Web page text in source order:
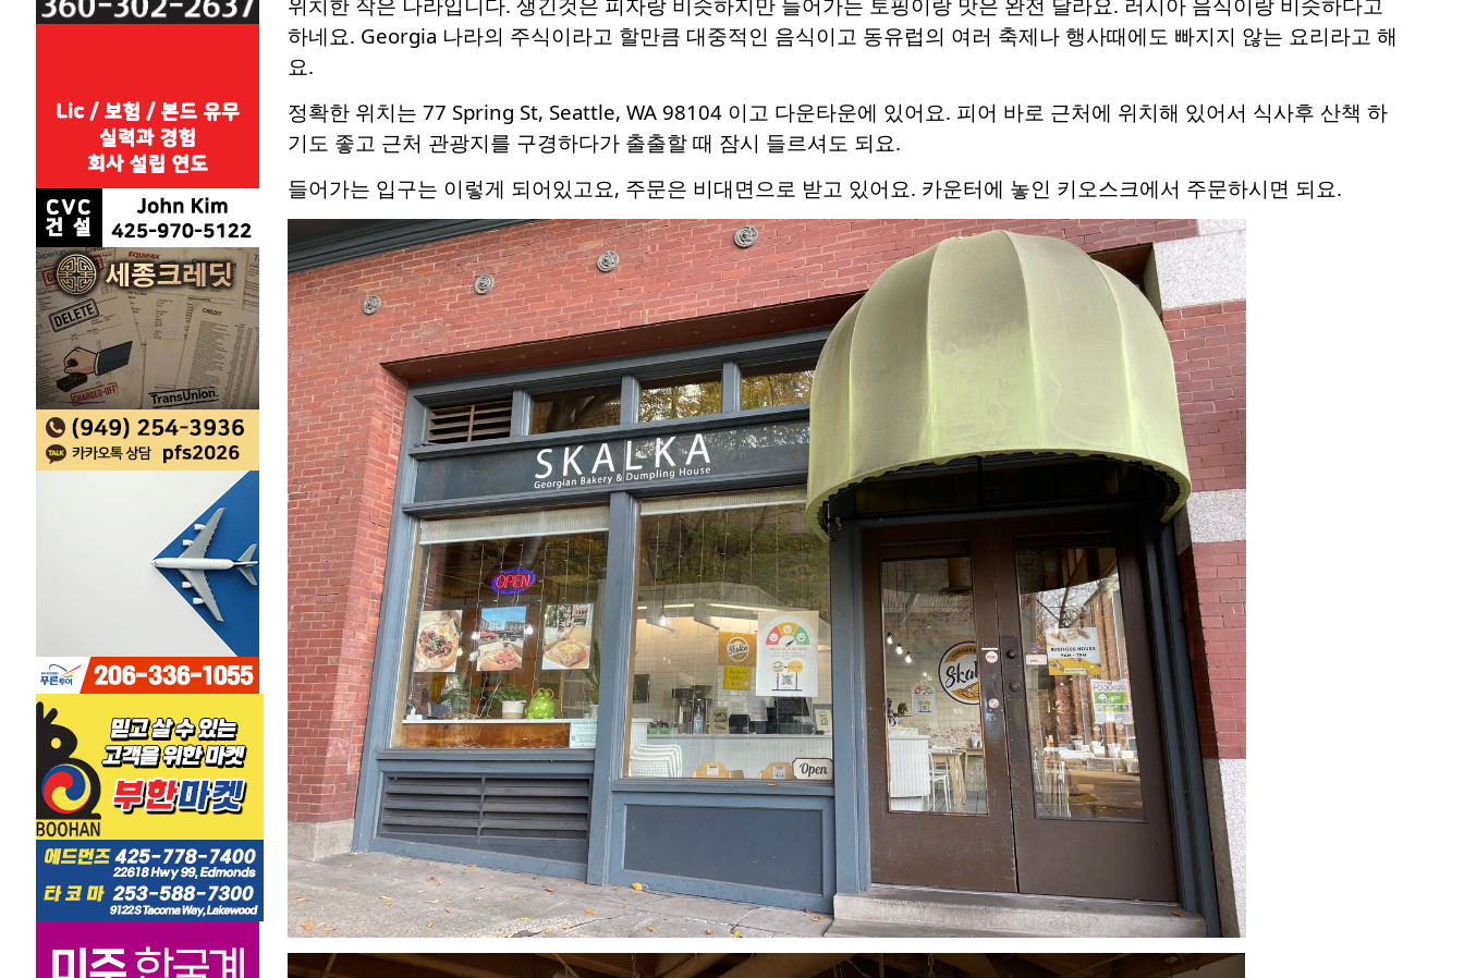
하네요. Georgia 나라의 주식이라고 할만큼 대중적인 음식이고 동유럽의 여러 축제나 행사때에도 빠지지 않는 요리라고 해
요.
정확한 위치는 77 Spring St, Seattle, WA 98104 이고 다운타운에 있어요. 피어 바로 근처에 위치해 있어서 식사후 산책 하
기도 좋고 근처 관광지를 구경하다가 출출할 때 잠시 들르셔도 되요.
들어가는 입구는 이렇게 되어있고요, 주문은 비대면으로 받고 있어요. 카운터에 놓인 키오스크에서 주문하시면 되요.